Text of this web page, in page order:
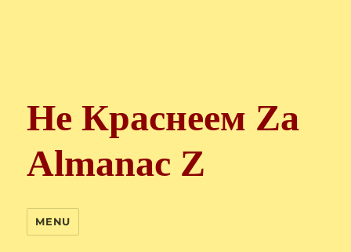
Не Краснеем Zа
Almanac Z
MENU